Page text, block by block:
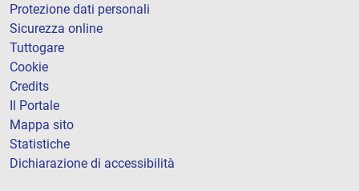
Protezione dati personali
Sicurezza online
Tuttogare
Cookie
Credits
Il Portale
Mappa sito
Statistiche
Dichiarazione di accessibilità